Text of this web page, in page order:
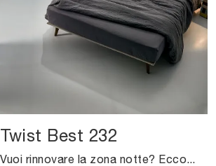
Twist Best 232
Vuoi rinnovare la zona notte? Ecco qui il letto in tessuto Twist Best 232 di Excò per spazi design.